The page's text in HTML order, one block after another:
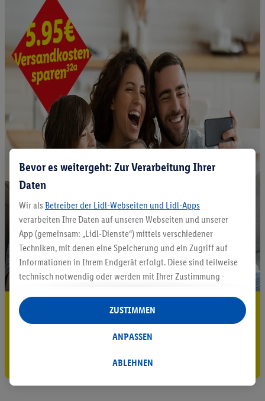
5.95 € Versand sparen³²ᵃ
Gutschein sichern!
Bevor es weitergeht: Zur Verarbeitung Ihrer
Daten
Wir als Betreiber der Lidl-Webseiten und Lidl-Apps
verarbeiten Ihre Daten auf unseren Webseiten und unserer
App (gemeinsam: „Lidl-Dienste“) mittels verschiedener
Techniken, mit denen eine Speicherung und ein Zugriff auf
Informationen in Ihrem Endgerät erfolgt. Diese sind teilweise
technisch notwendig oder werden mit Ihrer Zustimmung -
auch durch Partner (u.a.
Verantwortliche; im Zusammenhang mit dem IAB TCF
insgesamt
Statistik-Erstellung oder für personalisierte Werbung
Datenverarbeitungen für personalisierte Werbung werden
ABLEHNEN
ANPASSEN
ZUSTIMMEN